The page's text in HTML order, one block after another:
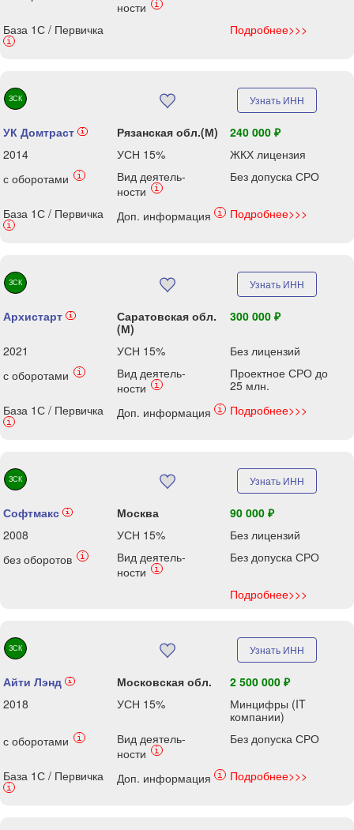
ности
i
База 1С / Первичка
i
Подробнее>>>
ЗСК Узнать ИНН
УК Домтраст i Рязанская обл.(М)
240 000 ₽
2014
УСН 15%
ЖКХ лицензия
с оборотами
i
Вид деятель-
ности
i
Без допуска СРО
База 1С / Первичка
i
Доп. информация i Подробнее>>>
ЗСК Узнать ИНН
Архистарт i
Саратовская обл.
(М)
300 000 ₽
2021 УСН 15%
Без лицензий
с оборотами
i
Вид деятель-
ности
i
Проектное СРО до
25 млн.
База 1С / Первичка
i
Доп. информация i Подробнее>>>
ЗСК Узнать ИНН
Софтмакс i Москва
90 000 ₽
2008
УСН 15%
Без лицензий
без оборотов
i
Вид деятель-
ности
i
Без допуска СРО
Подробнее>>>
ЗСК Узнать ИНН
Айти Лэнд i Московская обл.
2 500 000 ₽
2018
УСН 15%
Минцифры (IT
компании)
с оборотами
i
Вид деятель-
ности
i
Без допуска СРО
База 1С / Первичка
i
Доп. информация i Подробнее>>>